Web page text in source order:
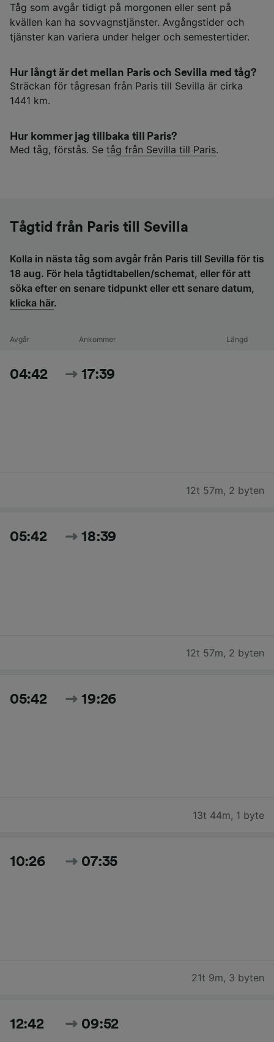
Tåg som avgår tidigt på morgonen eller sent på
kvällen kan ha sovvagnstjänster. Avgångstider och
tjänster kan variera under helger och semestertider.
Hur långt är det mellan Paris och Sevilla med tåg?
Sträckan för tågresan från Paris till Sevilla är cirka
1441 km.
Hur kommer jag tillbaka till Paris?
Med tåg, förstås. Se tåg från Sevilla till Paris.
Tågtid från Paris till Sevilla
Kolla in nästa tåg som avgår från Paris till Sevilla för tis
18 aug. För hela tågtidtabellen/schemat, eller för att
söka efter en senare tidpunkt eller ett senare datum,
klicka här.
Avgår Ankommer Längd
04:42 17:39
12t 57m, 2 byten
05:42 18:39
12t 57m, 2 byten
05:42 19:26
13t 44m, 1 byte
10:26 07:35
21t 9m, 3 byten
12:42 09:52